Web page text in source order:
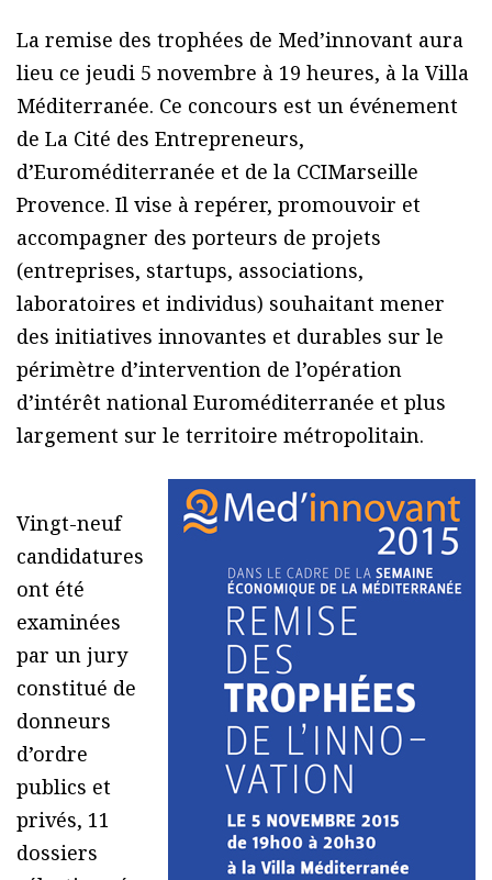
La remise des trophées de Med’innovant aura
lieu ce jeudi 5 novembre à 19 heures, à la Villa
Méditerranée. Ce concours est un événement
de La Cité des Entrepreneurs,
d’Euroméditerranée et de la CCIMarseille
Provence. Il vise à repérer, promouvoir et
accompagner des porteurs de projets
(entreprises, startups, associations,
laboratoires et individus) souhaitant mener
des initiatives innovantes et durables sur le
périmètre d’intervention de l’opération
d’intérêt national Euroméditerranée et plus
largement sur le territoire métropolitain.
Vingt-neuf
candidatures
ont été
examinées
par un jury
constitué de
donneurs
d’ordre
publics et
privés, 11
dossiers